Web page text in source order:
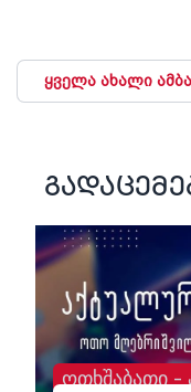
ყველა ახალი
ოთხშაბათი -